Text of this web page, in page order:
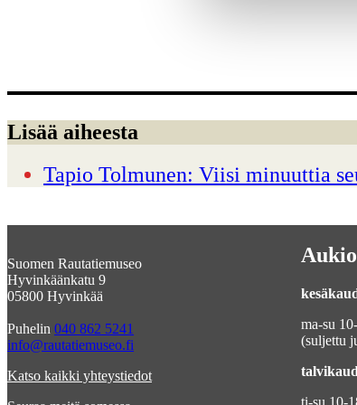
Lisää aiheesta
Tapio Tolmunen: Viisi minuuttia
Suomen Rautatiemuseo
Hyvinkäänkatu 9
05800 Hyvinkää
Puhelin 040 862 5241
info@rautatiemuseo.fi
Katso kaikki yhteystiedot
ma-su
(suljettu
ti-su 10-